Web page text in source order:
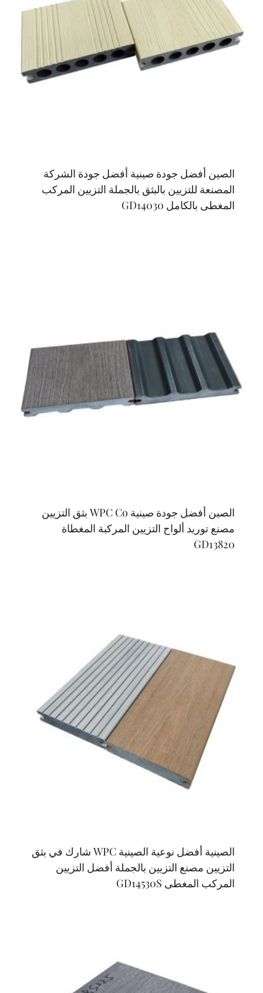
الصين أفضل جودة صينية أفضل جودة الشركة
المصنعة للتزيين بالبثق بالجملة التزيين المركب
المغطى بالكامل GD14030
الصين أفضل جودة صينية WPC Co بثق التزيين
مصنع توريد ألواح التزيين المركبة المغطاة
GD13820
الصينية أفضل نوعية الصينية WPC شارك في بثق
التزيين مصنع التزيين بالجملة أفضل التزيين
المركب المغطى GD14530S